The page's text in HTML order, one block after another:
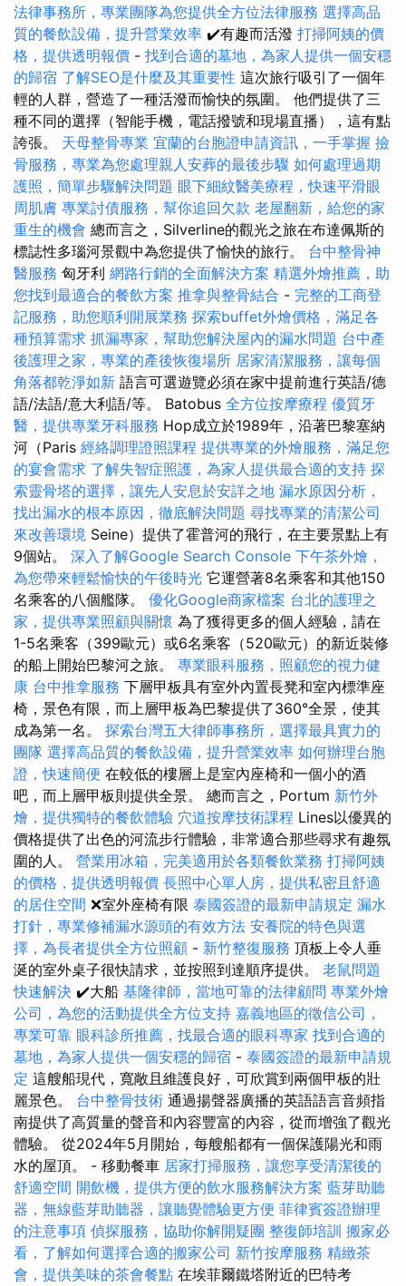
法律事務所，專業團隊為您提供全方位法律服務 選擇高品
質的餐飲設備，提升營業效率 ✔️有趣而活潑 打掃阿姨的價
格，提供透明報價 - 找到合適的墓地，為家人提供一個安穩
的歸宿 了解SEO是什麼及其重要性 這次旅行吸引了一個年
輕的人群，營造了一種活潑而愉快的氛圍。 他們提供了三
種不同的選擇（智能手機，電話撥號和現場直播），這有點
誇張。 天母整骨專業 宜蘭的台胞證申請資訊，一手掌握 撿
骨服務，專業為您處理親人安葬的最後步驟 如何處理過期
護照，簡單步驟解決問題 眼下細紋醫美療程，快速平滑眼
周肌膚 專業討債服務，幫你追回欠款 老屋翻新，給您的家
重生的機會 總而言之，Silverline的觀光之旅在布達佩斯的
標誌性多瑙河景觀中為您提供了愉快的旅行。 台中整骨神
醫服務 匈牙利 網路行銷的全面解決方案 精選外燴推薦，助
您找到最適合的餐飲方案 推拿與整骨結合 - 完整的工商登
記服務，助您順利開展業務 探索buffet外燴價格，滿足各
種預算需求 抓漏專家，幫助您解決屋內的漏水問題 台中產
後護理之家，專業的產後恢復場所 居家清潔服務，讓每個
角落都乾淨如新 語言可選遊覽必須在家中提前進行英語/德
語/法語/意大利語/等。 Batobus 全方位按摩療程 優質牙
醫，提供專業牙科服務 Hop成立於1989年，沿著巴黎塞納
河（Paris 經絡調理證照課程 提供專業的外燴服務，滿足您
的宴會需求 了解失智症照護，為家人提供最合適的支持 探
索靈骨塔的選擇，讓先人安息於安詳之地 漏水原因分析，
找出漏水的根本原因，徹底解決問題 尋找專業的清潔公司
來改善環境 Seine）提供了霍普河的飛行，在主要景點上有
9個站。 深入了解Google Search Console 下午茶外燴，
為您帶來輕鬆愉快的午後時光 它運營著8名乘客和其他150
名乘客的八個艦隊。 優化Google商家檔案 台北的護理之
家，提供專業照顧與關懷 為了獲得更多的個人經驗，請在
1-5名乘客（399歐元）或6名乘客（520歐元）的新近裝修
的船上開始巴黎河之旅。 專業眼科服務，照顧您的視力健
康 台中推拿服務 下層甲板具有室外內置長凳和室內標準座
椅，景色有限，而上層甲板為巴黎提供了360°全景，使其
成為第一名。 探索台灣五大律師事務所，選擇最具實力的
團隊 選擇高品質的餐飲設備，提升營業效率 如何辦理台胞
證，快速簡便 在較低的樓層上是室內座椅和一個小的酒
吧，而上層甲板則提供全景。 總而言之，Portum 新竹外
燴，提供獨特的餐飲體驗 穴道按摩技術課程 Lines以優異的
價格提供了出色的河流步行體驗，非常適合那些尋求有趣氛
圍的人。 營業用冰箱，完美適用於各類餐飲業務 打掃阿姨
的價格，提供透明報價 長照中心單人房，提供私密且舒適
的居住空間 ❌室外座椅有限 泰國簽證的最新申請規定 漏水
打針，專業修補漏水源頭的有效方法 安養院的特色與選
擇，為長者提供全方位照顧 - 新竹整復服務 頂板上令人垂
涎的室外桌子很快請求，並按照到達順序提供。 老鼠問題
快速解決 ✔️大船 基隆律師，當地可靠的法律顧問 專業外燴
公司，為您的活動提供全方位支持 嘉義地區的徵信公司，
專業可靠 眼科診所推薦，找最合適的眼科專家 找到合適的
墓地，為家人提供一個安穩的歸宿 - 泰國簽證的最新申請規
定 這艘船現代，寬敞且維護良好，可欣賞到兩個甲板的壯
麗景色。 台中整骨技術 通過揚聲器廣播的英語語言音頻指
南提供了高質量的聲音和內容豐富的內容，從而增強了觀光
體驗。 從2024年5月開始，每艘船都有一個保護陽光和雨
水的屋頂。 - 移動餐車 居家打掃服務，讓您享受清潔後的
舒適空間 開飲機，提供方便的飲水服務解決方案 藍芽助聽
器，無線藍芽助聽器，讓聽覺體驗更方便 菲律賓簽證辦理
的注意事項 偵探服務，協助你解開疑團 整復師培訓 搬家必
看，了解如何選擇合適的搬家公司 新竹按摩服務 精緻茶
會，提供美味的茶會餐點 在埃菲爾鐵塔附近的巴特考